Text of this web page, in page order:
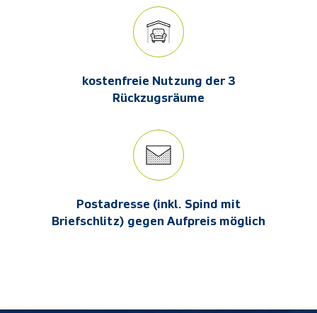
kostenfreie Nutzung der 3
Rückzugsräume
Postadresse (inkl. Spind mit
Briefschlitz) gegen Aufpreis möglich